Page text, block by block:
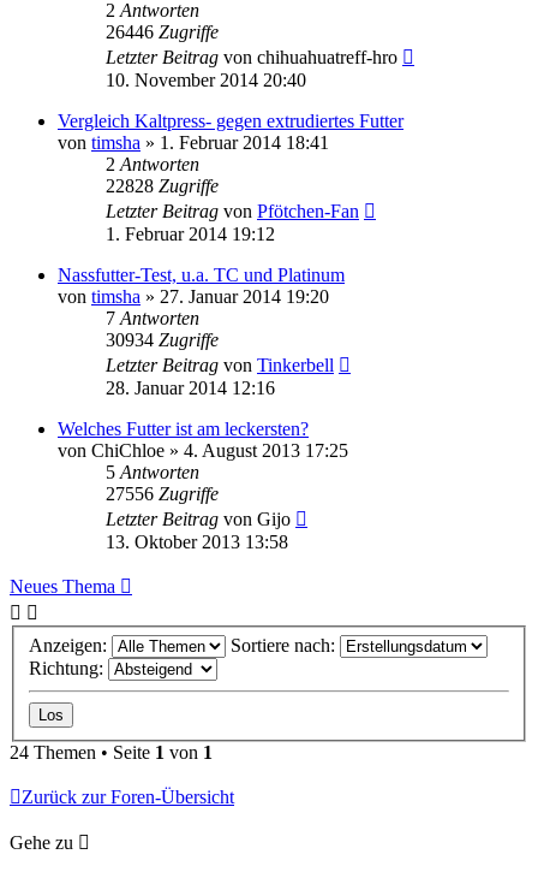
2 Antworten
26446 Zugriffe
Letzter Beitrag von chihuahuatreff-hro
10. November 2014 20:40
Vergleich Kaltpress- gegen extrudiertes Futter
von timsha » 1. Februar 2014 18:41
2 Antworten
22828 Zugriffe
Letzter Beitrag von Pfötchen-Fan
1. Februar 2014 19:12
Nassfutter-Test, u.a. TC und Platinum
von timsha » 27. Januar 2014 19:20
7 Antworten
30934 Zugriffe
Letzter Beitrag von Tinkerbell
28. Januar 2014 12:16
Welches Futter ist am leckersten?
von ChiChloe » 4. August 2013 17:25
5 Antworten
27556 Zugriffe
Letzter Beitrag von Gijo
13. Oktober 2013 13:58
Neues Thema
Anzeigen:
Sortiere nach:
Richtung:
24 Themen • Seite 1 von 1
Zurück zur Foren-Übersicht
Gehe zu